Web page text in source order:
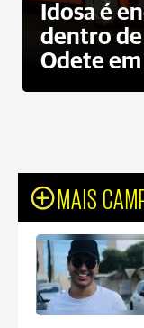
Idosa é
dentro de
Odete
MAIS